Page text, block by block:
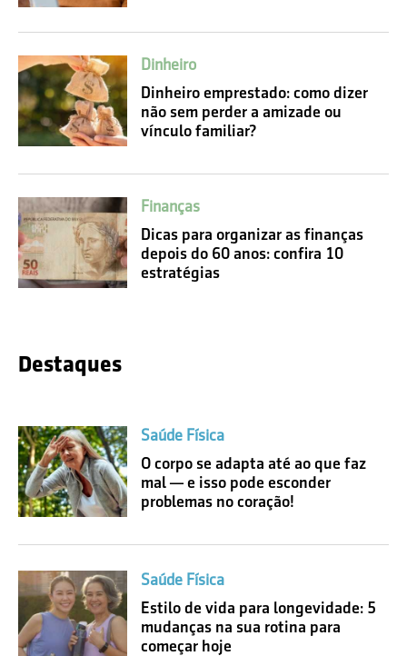
Dinheiro
Dinheiro emprestado: como dizer
não sem perder a amizade ou
vínculo familiar?
Finanças
Dicas para organizar as finanças
depois do 60 anos: confira 10
estratégias
Destaques
Saúde Física
O corpo se adapta até ao que faz
mal — e isso pode esconder
problemas no coração!
Saúde Física
Estilo de vida para longevidade: 5
mudanças na sua rotina para
começar hoje